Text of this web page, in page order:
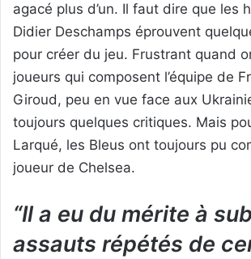
agacé plus d’un. Il faut dire que les
Didier Deschamps éprouvent
pour créer du jeu. Frustrant quand
joueurs qui composent l’équipe de
Giroud, peu en vue face aux
toujours quelques critiques. Mais
Larqué, les Bleus ont toujours pu
joueur de Chelsea.
“Il a eu du mérite à
assauts répétés de